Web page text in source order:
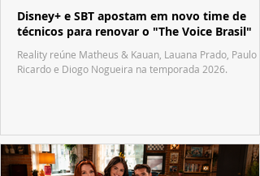
Disney+ e SBT apostam em novo time de
técnicos para renovar o "The Voice Brasil"
Reality reúne Matheus & Kauan, Lauana Prado, Paulo
Ricardo e Diogo Nogueira na temporada 2026.